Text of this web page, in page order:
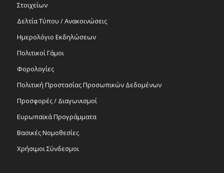
Στοιχείων
Δελτία Τύπου / Ανακοινώσεις
Ημερολόγιο Εκδηλώσεων
Πολιτικοί Γάμοι
Φορολογίες
Πολιτική Προστασίας Προσωπικών Δεδομένων
Προσφορές / Διαγωνισμοί
Ευρωπαϊκά Προγράμματα
Βασικές Νομοθεσίες
Χρήσιμοι Σύνδεσμοι